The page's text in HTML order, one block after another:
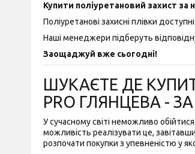
Купити поліуретановий захист
Поліуретанові захисні плівки
Наші менеджери підберуть
Заощаджуй вже сьогодні!
ШУКАЄТЕ ДЕ
PRO ГЛЯНЦЕВА -
У сучасному світі неможливо
можливість реалізувати це,
розпочати покупки з упевненістю у